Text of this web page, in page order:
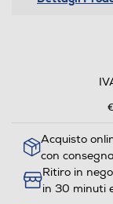
Acquisto
con
Ritiro in
in 30 minuti